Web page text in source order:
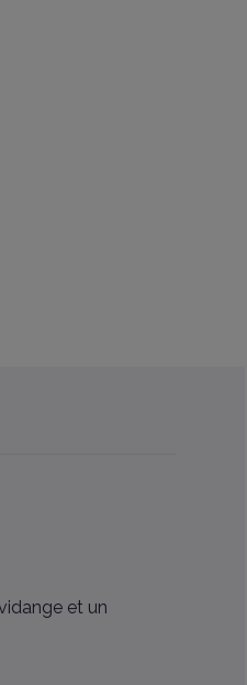
et un